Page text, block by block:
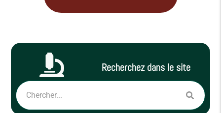
Recherchez dans le site